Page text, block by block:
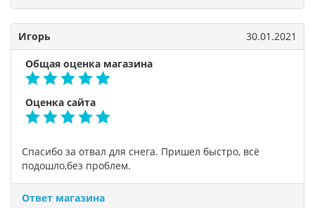
Игорь 30.01.2021
Общая оценка магазина
Оценка сайта
Спасибо за отвал для снега. Пришел быстро, всё
подошло,без проблем.
Ответ магазина